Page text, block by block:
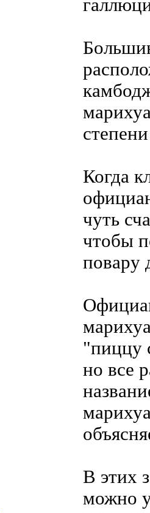
Когда
чуть
чтобы
повару
"пиццу
но все
В этих
можно